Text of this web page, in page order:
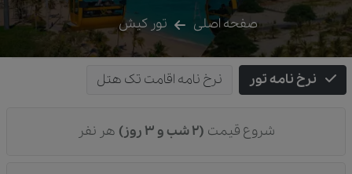
صفحه اصلی تور کیش
نرخ نامه تور نرخ نامه اقامت تک هتل
شروع قیمت (2 شب و 3 روز) هر نفر